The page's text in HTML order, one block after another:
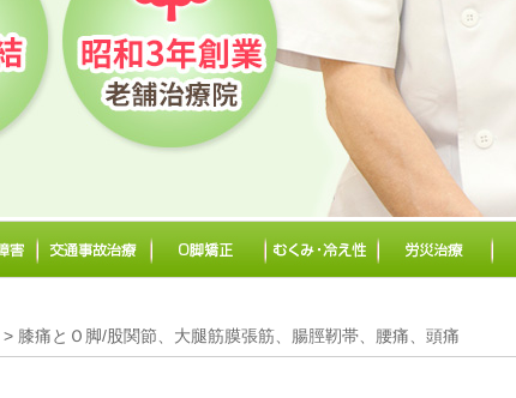
> 膝痛とＯ脚/股関節、大腿筋膜張筋、腸脛靭帯、腰痛、頭痛